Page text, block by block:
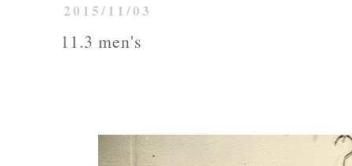
2015/11/03
11.3 men's